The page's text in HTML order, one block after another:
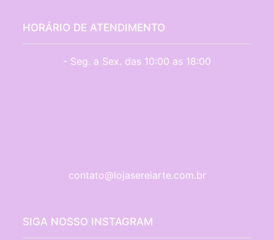
HORÁRIO DE ATENDIMENTO
- Seg. a Sex. das 10:00 as 18:00
contato@lojasereiarte.com.br
SIGA NOSSO INSTAGRAM